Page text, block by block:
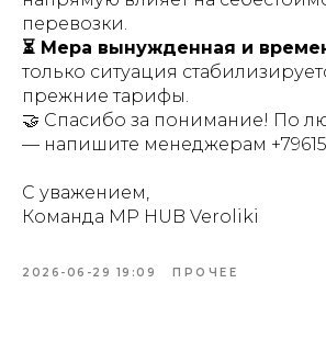
перевозки.
⏳ Мера вынужденная и
только ситуация
прежние тарифы.
🤝 Спасибо за понимание! По
— напишите менеджерам
С уважением,
Команда MP HUB Veroliki
2026-06-29 19:09 ПРОЧЕЕ